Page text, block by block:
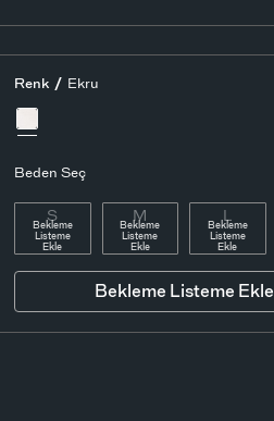
Renk / Ekru
Beden Seç
S
Bekleme
Listeme
Ekle
M
Bekleme
Listeme
Ekle
L
Bekleme
Listeme
Ekle
Bekleme Listeme Ekle